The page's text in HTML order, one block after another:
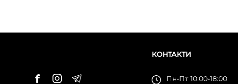
КОНТАКТИ
Пн-Пт 10:00-18:00